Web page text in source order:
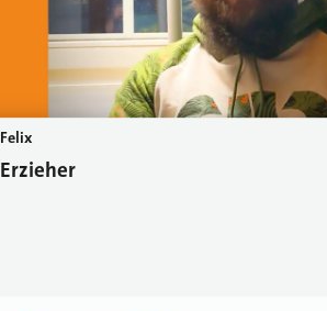
Felix
Erzieher